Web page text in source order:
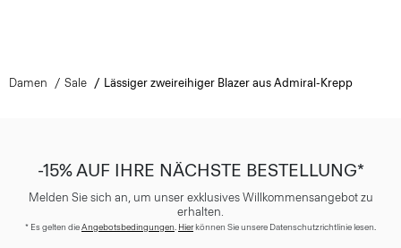
Damen Sale Lässiger zweireihiger Blazer aus Admiral-Krepp
-15% AUF IHRE NÄCHSTE BESTELLUNG*
Melden Sie sich an, um unser exklusives Willkommensangebot zu
erhalten.
* Es gelten dieAngebotsbedingungen. Hierkönnen Sie unsere Datenschutzrichtlinie lesen.